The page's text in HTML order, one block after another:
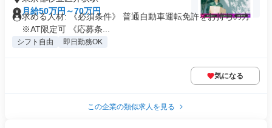
月給50万円～70万円
求める人材: 《必須条件》 普通自動車運転免許をお持ちの方
※AT限定可 《応募条...
シフト自由 即日勤務OK
気になる
この企業の類似求人を見る